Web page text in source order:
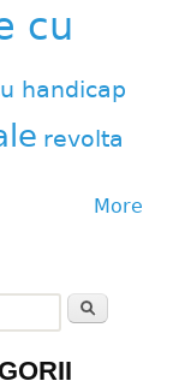
cu
handicap
revolta
More
form